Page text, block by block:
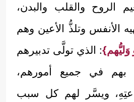
الروح والقلب والبدن،
الأنفس وتلذُّ الأعين وهم
وَليُّهم}: الذي تولَّى تدبيرهم
بهم في جميع أمورهم،
ويسَّر لهم كل سبب